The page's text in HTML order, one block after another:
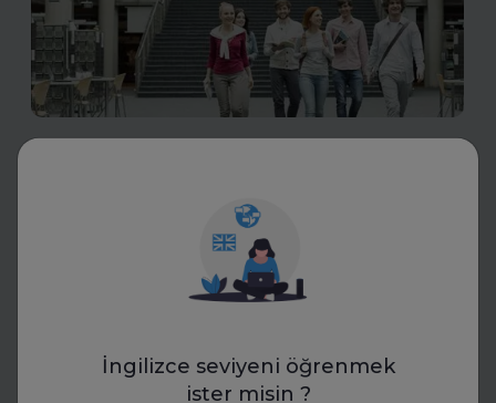
İngilizce seviyeni öğrenmek
ister misin ?
FurtherUp
Hazırlık: FurtherUp'tan Öğrenci
ve Kariyer Koçluğu
Uzman koçlarla geleceğe hazırlanın. FurtherUp’ın
kariyer yolculuğunuzda güçlü adımlar atın.